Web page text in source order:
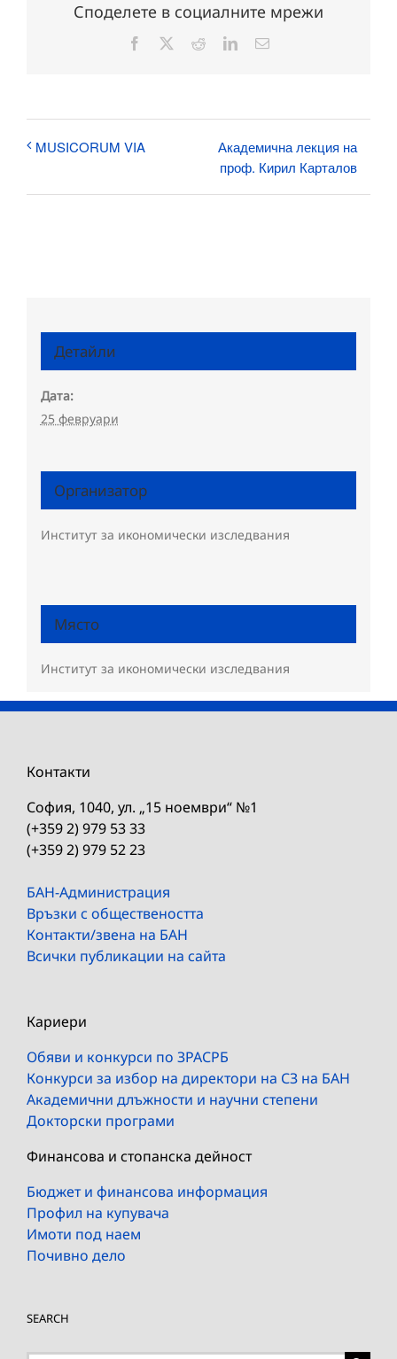
Споделете в социалните мрежи
Facebook RedditLinkedInЕлектронна
MUSICORUM VIA
Академична лекция на
проф. Кирил Карталов
Детайли
Дата:
25 февруари
Организатор
Институт за икономически изследвания
Място
Институт за икономически изследвания
Контакти
София, 1040, ул. „15 ноември“ №1
(+359 2) 979 53 33
(+359 2) 979 52 23
БАН-Администрация
Връзки с обществеността
Контакти/звена на БАН
Всички публикации на сайта
Кариери
Обяви и конкурси по ЗРАСРБ
Конкурси за избор на директори на СЗ на БАН
Академични длъжности и научни степени
Докторски програми
Финансова и стопанска дейност
Бюджет и финансова информация
Профил на купувача
Имоти под наем
Почивно дело
SEARCH